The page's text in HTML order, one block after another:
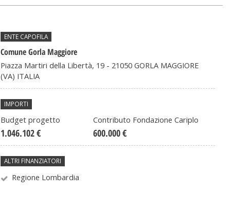
ENTE CAPOFILA
Comune Gorla Maggiore
Piazza Martiri della Libertà, 19 - 21050 GORLA MAGGIORE
(VA) ITALIA
IMPORTI
Budget progetto
1.046.102 €
Contributo Fondazione Cariplo
600.000 €
ALTRI FINANZIATORI
Regione Lombardia